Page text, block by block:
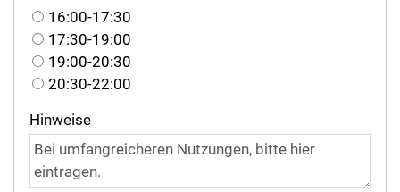
16:00-17:30
17:30-19:00
19:00-20:30
20:30-22:00
Hinweise